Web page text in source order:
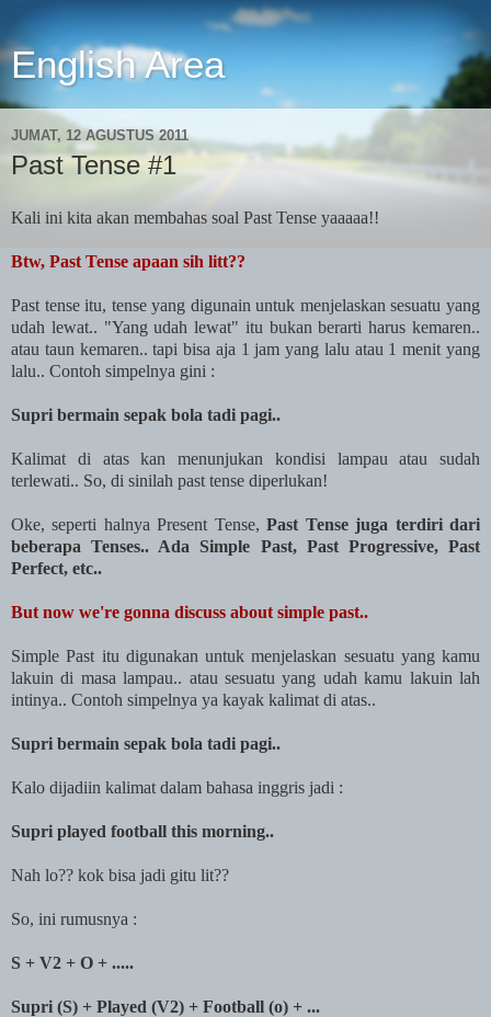
English Area
JUMAT, 12 AGUSTUS 2011
Past Tense #1
Kali ini kita akan membahas soal Past Tense yaaaaa!!
Btw, Past Tense apaan sih litt??
Past tense itu, tense yang digunain untuk menjelaskan sesuatu yang
udah lewat.. "Yang udah lewat" itu bukan berarti harus kemaren..
atau taun kemaren.. tapi bisa aja 1 jam yang lalu atau 1 menit yang
lalu.. Contoh simpelnya gini :
Supri bermain sepak bola tadi pagi..
Kalimat di atas kan menunjukan kondisi lampau atau sudah
terlewati.. So, di sinilah past tense diperlukan!
Oke, seperti halnya Present Tense,Past Tense juga terdiri dari
beberapa Tenses.. Ada Simple Past, Past Progressive, Past
Perfect, etc..
But now we're gonna discuss about simple past..
Simple Past itu digunakan untuk menjelaskan sesuatu yang kamu
lakuin di masa lampau.. atau sesuatu yang udah kamu lakuin lah
intinya.. Contoh simpelnya ya kayak kalimat di atas..
Supri bermain sepak bola tadi pagi..
Kalo dijadiin kalimat dalam bahasa inggris jadi :
Supri played football this morning..
Nah lo?? kok bisa jadi gitu lit??
So, ini rumusnya :
S + V2 + O + .....
Supri (S) + Played (V2) + Football (o) + ...